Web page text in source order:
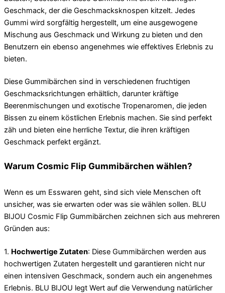
Geschmack, der die Geschmacksknospen kitzelt. Jedes
Gummi wird sorgfältig hergestellt, um eine ausgewogene
Mischung aus Geschmack und Wirkung zu bieten und den
Benutzern ein ebenso angenehmes wie effektives Erlebnis zu
bieten.
Diese Gummibärchen sind in verschiedenen fruchtigen
Geschmacksrichtungen erhältlich, darunter kräftige
Beerenmischungen und exotische Tropenaromen, die jeden
Bissen zu einem köstlichen Erlebnis machen. Sie sind perfekt
zäh und bieten eine herrliche Textur, die ihren kräftigen
Geschmack perfekt ergänzt.
Warum Cosmic Flip Gummibärchen wählen?
Wenn es um Esswaren geht, sind sich viele Menschen oft
unsicher, was sie erwarten oder was sie wählen sollen. BLU
BIJOU Cosmic Flip Gummibärchen zeichnen sich aus mehreren
Gründen aus:
1. Hochwertige Zutaten: Diese Gummibärchen werden aus
hochwertigen Zutaten hergestellt und garantieren nicht nur
einen intensiven Geschmack, sondern auch ein angenehmes
Erlebnis. BLU BIJOU legt Wert auf die Verwendung natürlicher